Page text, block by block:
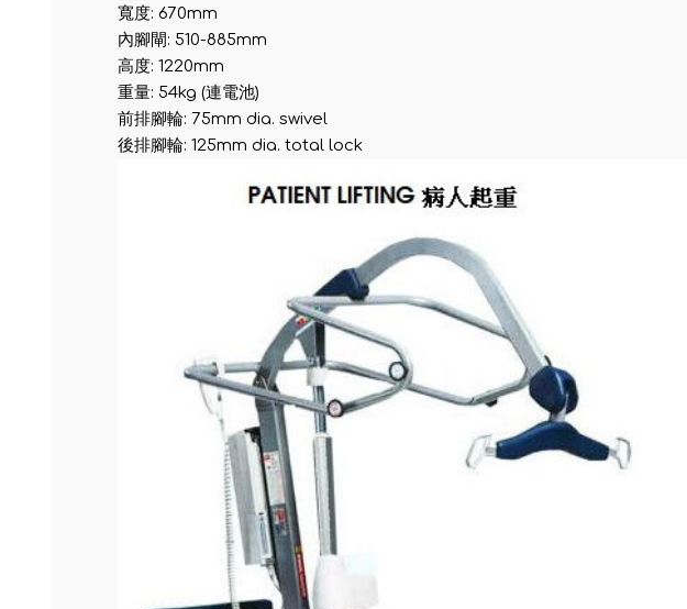
寬度: 670mm
內腳閘: 510-885mm
高度: 1220mm
重量: 54kg (連電池)
前排腳輪: 75mm dia. swivel
後排腳輪: 125mm dia. total lock